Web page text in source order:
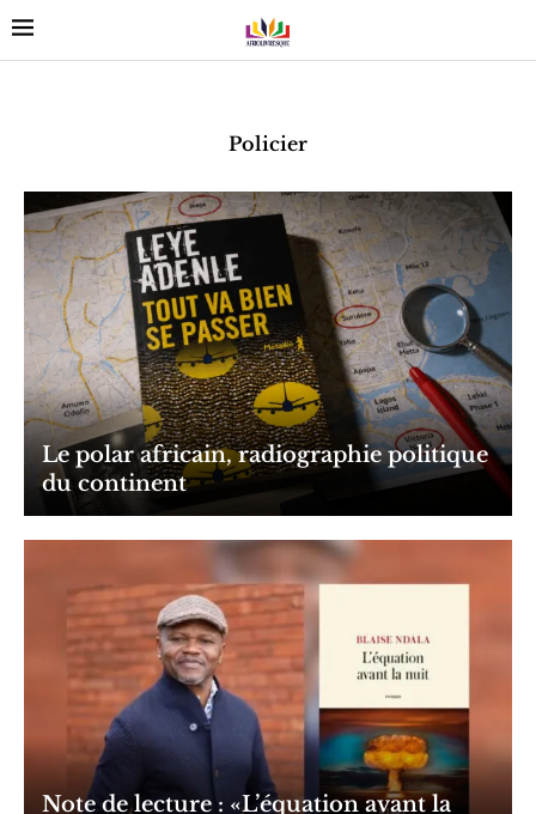
Policier
Le polar africain, radiographie politique
du continent
Note de lecture : «L’équation avant la